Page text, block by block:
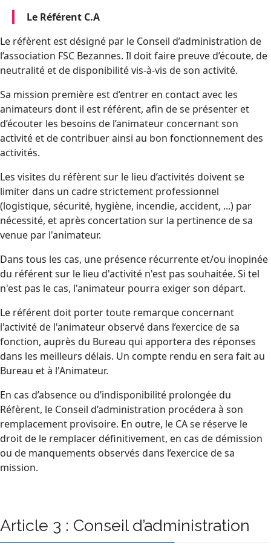
Le Référent C.A
Le réfèrent est désigné par le Conseil d’administration de
l’association FSC Bezannes. Il doit faire preuve d’écoute, de
neutralité et de disponibilité vis-à-vis de son activité.
Sa mission première est d’entrer en contact avec les
animateurs dont il est référent, afin de se présenter et
d’écouter les besoins de l’animateur concernant son
activité et de contribuer ainsi au bon fonctionnement des
activités.
Les visites du réfèrent sur le lieu d’activités doivent se
limiter dans un cadre strictement professionnel
(logistique, sécurité, hygiène, incendie, accident, ...) par
nécessité, et après concertation sur la pertinence de sa
venue par l'animateur.
Dans tous les cas, une présence récurrente et/ou inopinée
du référent sur le lieu d'activité n'est pas souhaitée. Si tel
n'est pas le cas, l'animateur pourra exiger son départ.
Le référent doit porter toute remarque concernant
l'activité de l'animateur observé dans l’exercice de sa
fonction, auprès du Bureau qui apportera des réponses
dans les meilleurs délais. Un compte rendu en sera fait au
Bureau et à l'Animateur.
En cas d’absence ou d’indisponibilité prolongée du
Réfèrent, le Conseil d’administration procédera à son
remplacement provisoire. En outre, le CA se réserve le
droit de le remplacer définitivement, en cas de démission
ou de manquements observés dans l’exercice de sa
mission.
Article 3 : Conseil d’administration